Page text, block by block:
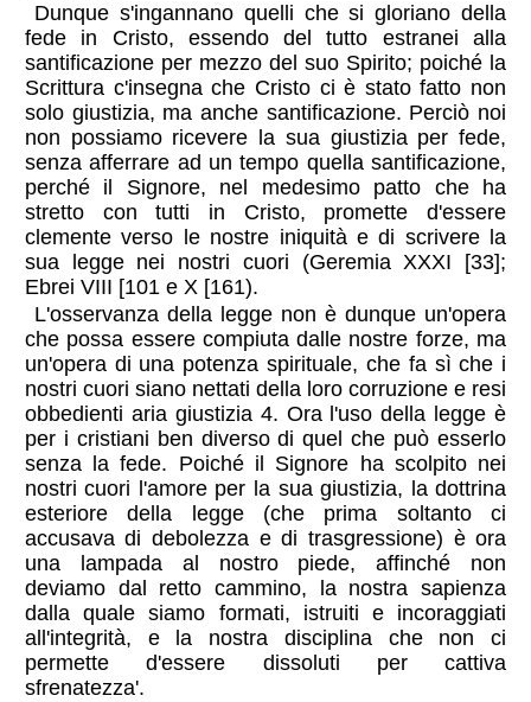
Dunque s'ingannano quelli che si gloriano della
fede in Cristo, essendo del tutto estranei alla
santificazione per mezzo del suo Spirito; poiché la
Scrittura c'insegna che Cristo ci è stato fatto non
solo giustizia, ma anche santificazione. Perciò noi
non possiamo ricevere la sua giustizia per fede,
senza afferrare ad un tempo quella santificazione,
perché il Signore, nel medesimo patto che ha
stretto con tutti in Cristo, promette d'essere
clemente verso le nostre iniquità e di scrivere la
sua legge nei nostri cuori (Geremia XXXI [33];
Ebrei VIII [101 e X [161).
L'osservanza della legge non è dunque un'opera
che possa essere compiuta dalle nostre forze, ma
un'opera di una potenza spirituale, che fa sì che i
nostri cuori siano nettati della loro corruzione e resi
obbedienti aria giustizia 4. Ora l'uso della legge è
per i cristiani ben diverso di quel che può esserlo
senza la fede. Poiché il Signore ha scolpito nei
nostri cuori l'amore per la sua giustizia, la dottrina
esteriore della legge (che prima soltanto ci
accusava di debolezza e di trasgressione) è ora
una lampada al nostro piede, affinché non
deviamo dal retto cammino, la nostra sapienza
dalla quale siamo formati, istruiti e incoraggiati
all'integrità, e la nostra disciplina che non ci
permette d'essere dissoluti per cattiva
sfrenatezza'.